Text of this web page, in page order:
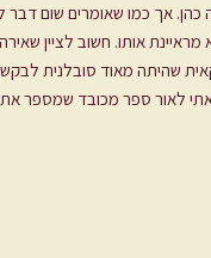
כהן. אך כמו שאומרים שום
מראיינת אותו. חשוב
שהיתה מאוד סובלנית
לאור ספר מכובד שמספר את